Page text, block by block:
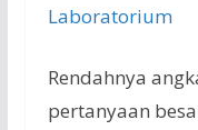
Laboratorium
Rendahnya
pertanyaan